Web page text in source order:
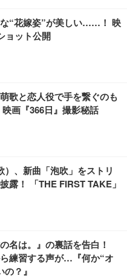
アダプターブラケット モニ
DPAＷQB01BK
ム 17~49インチ対応 耐荷重2
VESA ロングアーム ワイドモ
SL07BK
ングPC デスクトップ タワー
代 Core i7-10700 - RTX 406
容量 SSD1.0TB - Windows
SFF Plus 7010 デスク
DDR4 メモリ32GB SSD51
2021 DisplayPort/HDMI U
ポート Type-C USB PD対応
りたたみ式プラグ ホワイト
C コンセント 急速 PD対
用 PSE技術基準適合 ブラッ
“花嫁姿”が美しい……！ 映
ョット公開
歌と恋人役で手を繋ぐのも
画『366日』撮影秘話
、新曲「泡吹」をストリ
露！ 「THE FIRST TAKE」
名は。』の裏話を告白！
練習する声が…『何か“オ
？』